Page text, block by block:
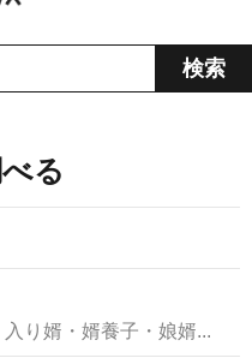
る
り婿・婿養子・娘婿...